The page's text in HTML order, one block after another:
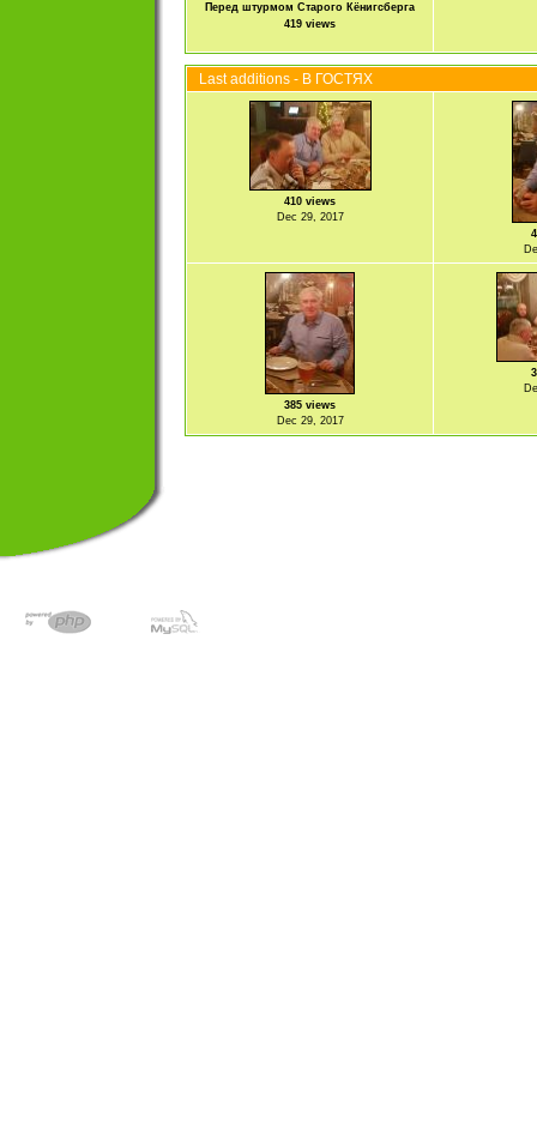
Перед штурмом Старого Кёнигсберга
419 views
Last additions - В ГОСТЯХ
410 views
Dec 29, 2017
385 views
Dec 29, 2017